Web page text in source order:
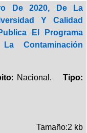
De 2020, De La
Y Calidad
El Programa
Contaminación
: Nacional.Tipo:
Tamaño:2 kb